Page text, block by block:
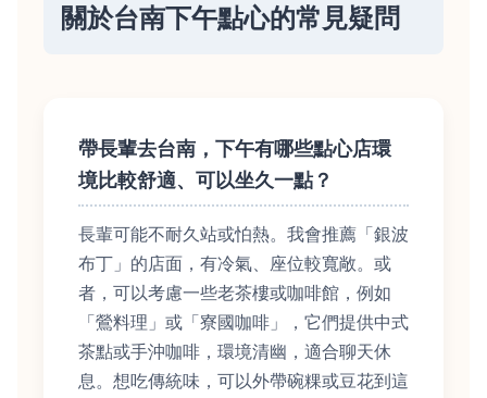
關於台南下午點心的常見疑問
帶長輩去台南，下午有哪些點心店環
境比較舒適、可以坐久一點？
長輩可能不耐久站或怕熱。我會推薦「銀波
布丁」的店面，有冷氣、座位較寬敞。或
者，可以考慮一些老茶樓或咖啡館，例如
「鶯料理」或「寮國咖啡」，它們提供中式
茶點或手沖咖啡，環境清幽，適合聊天休
息。想吃傳統味，可以外帶碗粿或豆花到這